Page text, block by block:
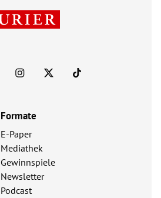
Formate
E-Paper
Mediathek
Gewinnspiele
Newsletter
Podcast